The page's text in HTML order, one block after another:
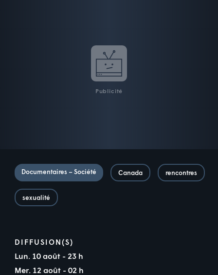
Publicité
Documentaires – Société Canada rencontres
sexualité
DIFFUSION(S)
Lun. 10 août - 23 h
Mer. 12 août - 02 h